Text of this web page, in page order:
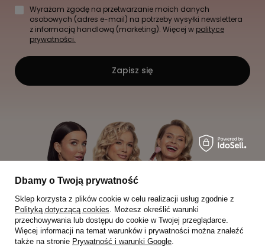
Wyrażam zgodę na przetwarzanie moich danych
osobowych (adres e-mail) na potrzeby wysyłki newslettera
z informacją handlową (marketing). Więcej w polityce
prywatności.
Zapisz się
Dbamy o Twoją prywatność
Sklep korzysta z plików cookie w celu realizacji usług zgodnie z
Polityką dotyczącą cookies. Możesz określić warunki
przechowywania lub dostępu do cookie w Twojej przeglądarce.
Więcej informacji na temat warunków i prywatności można znaleźć
także na stronie Prywatność i warunki Google.